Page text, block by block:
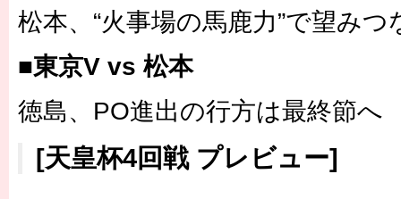
松本、“火事場の馬鹿力”で望みつ
■東京V vs 松本
徳島、PO進出の行方は最終節へ
[天皇杯4回戦 プレビュー]